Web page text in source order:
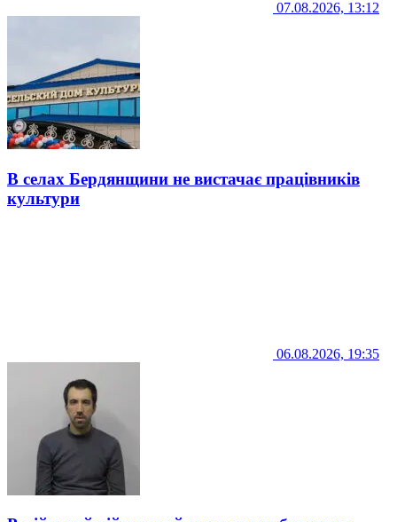
07.08.2026, 13:12
В селах Бердянщини не вистачає працівників
культури
06.08.2026, 19:35